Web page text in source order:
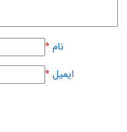
نام *
ایمیل *